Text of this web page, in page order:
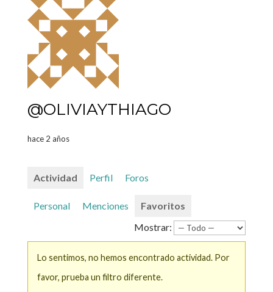
@OLIVIAYTHIAGO
hace 2 años
Actividad Perfil Foros
Personal Menciones
Favoritos
Mostrar:
Lo sentimos, no hemos encontrado actividad. Por
favor, prueba un filtro diferente.